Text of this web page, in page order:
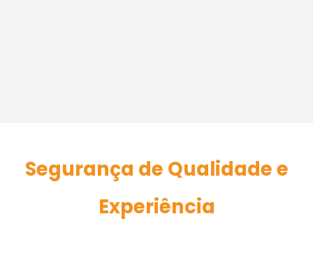
Segurança de Qualidade e
Experiência